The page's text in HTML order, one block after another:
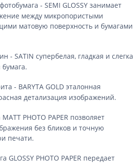
- SEMI GLOSSY занимает
между микропористыми
матовую поверхность и бумагами
- SATIN супербелая, гладкая и слегка
- BARYTA GOLD эталонная
детализация изображений.
PHOTO PAPER позволяет
без бликов и точную
печати.
GLOSSY PHOTO PAPER передает